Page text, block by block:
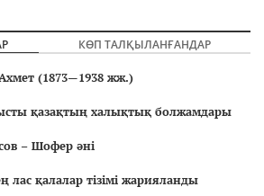
КӨП ТАЛҚЫЛАНҒАНДАР
(1873—1938 жж.)
қазақтың халықтық болжамдары
– Шофер әні
лас қалалар тізімі жарияланды